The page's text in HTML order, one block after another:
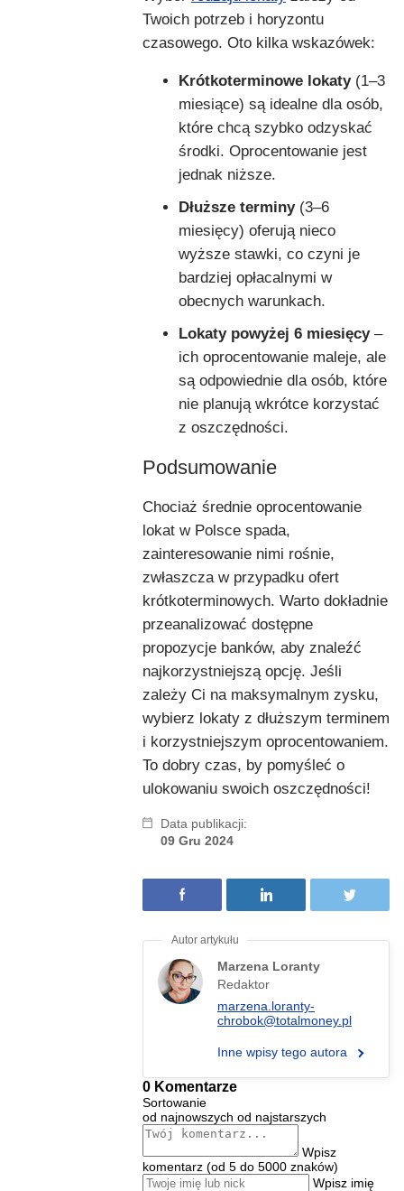
Twoich potrzeb i horyzontu
czasowego. Oto kilka wskazówek:
Krótkoterminowe lokaty(1–3
miesiące) są idealne dla osób,
które chcą szybko odzyskać
środki. Oprocentowanie jest
jednak niższe.
Dłuższe terminy(3–6
miesięcy) oferują nieco
wyższe stawki, co czyni je
bardziej opłacalnymi w
obecnych warunkach.
Lokaty powyżej 6 miesięcy–
ich oprocentowanie maleje, ale
są odpowiednie dla osób, które
nie planują wkrótce korzystać
z oszczędności.
Podsumowanie
Chociaż średnie oprocentowanie
lokat w Polsce spada,
zainteresowanie nimi rośnie,
zwłaszcza w przypadku ofert
krótkoterminowych. Warto dokładnie
przeanalizować dostępne
propozycje banków, aby znaleźć
najkorzystniejszą opcję. Jeśli
zależy Ci na maksymalnym zysku,
wybierz lokaty z dłuższym terminem
i korzystniejszym oprocentowaniem.
To dobry czas, by pomyśleć o
ulokowaniu swoich oszczędności!
Data publikacji:
09 Gru 2024
Marzena Loranty
Redaktor
marzena.loranty-
chrobok@totalmoney.pl
Inne wpisy tego autora
0 Komentarze
Sortowanie
od najnowszych od najstarszych
Wpisz
komentarz (od 5 do 5000 znaków)
Wpisz imię